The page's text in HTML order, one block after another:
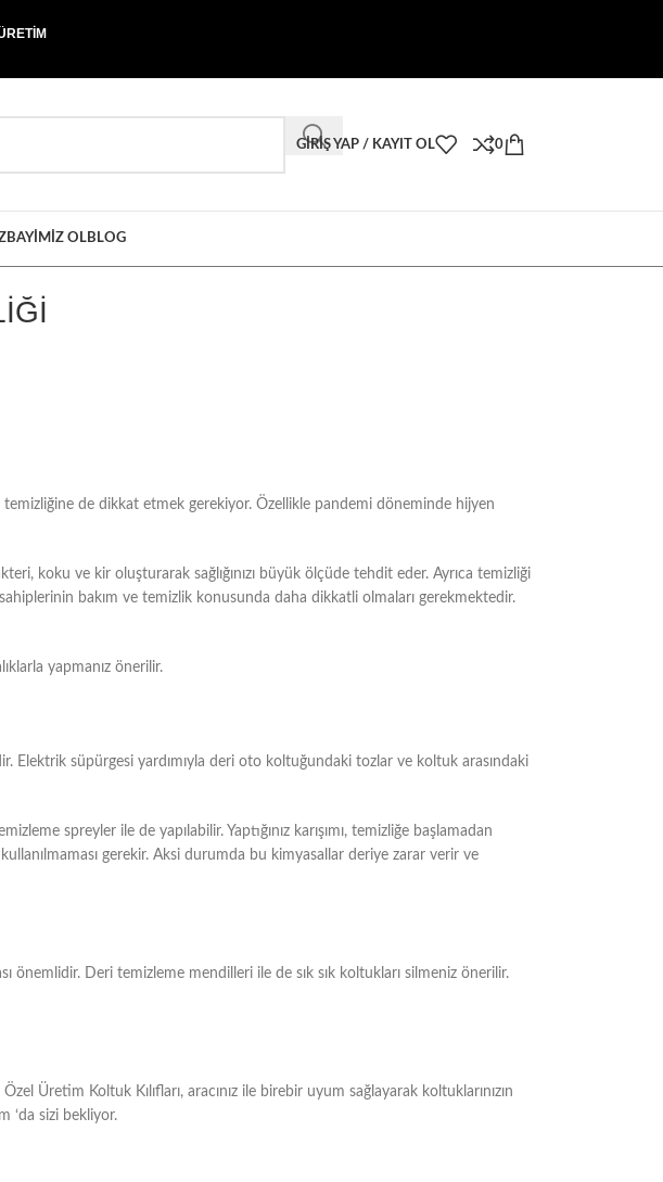
GIRIŞ YAP / KAYIT OL 0
BAYIMIZ OLBLOG
temizliğine de dikkat etmek gerekiyor. Özellikle pandemi döneminde hijyen
koku ve kir oluşturarak sağlığınızı büyük ölçüde tehdit eder. Ayrıca temizliği
bakım ve temizlik konusunda daha dikkatli olmaları gerekmektedir.
yapmanız önerilir.
Elektrik süpürgesi yardımıyla deri oto koltuğundaki tozlar ve koltuk arasındaki
spreyler ile de yapılabilir. Yaptığınız karışımı, temizliğe başlamadan
gerekir. Aksi durumda bu kimyasallar deriye zarar verir ve
Deri temizleme mendilleri ile de sık sık koltukları silmeniz önerilir.
Üretim Koltuk Kılıfları, aracınız ile birebir uyum sağlayarak koltuklarınızın
‘da sizi bekliyor.